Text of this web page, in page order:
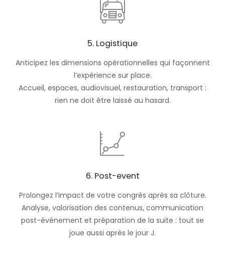
5. Logistique
Anticipez les dimensions opérationnelles qui façonnent
l’expérience sur place.
Accueil, espaces, audiovisuel, restauration, transport :
rien ne doit être laissé au hasard.
6. Post-event
Prolongez l’impact de votre congrès après sa clôture.
Analyse, valorisation des contenus, communication
post-événement et préparation de la suite : tout se
joue aussi après le jour J.